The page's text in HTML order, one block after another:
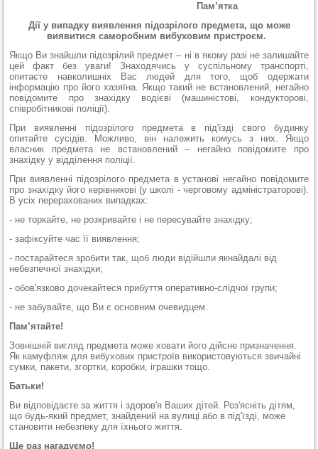
Пам’ятка
Дії у випадку виявлення підозрілого предмета, що може
виявитися саморобним вибуховим пристроєм.
Якщо Ви знайшли підозрілий предмет – ні в якому разі не залишайте
цей факт без уваги! Знаходячись у суспільному транспорті,
опитаєте навколишніх Вас людей для того, щоб одержати
інформацію про його хазяїна. Якщо такий не встановлений, негайно
повідомите про знахідку водієві (машиністові, кондукторові,
співробітникові поліції).
При виявленні підозрілого предмета в під'їзді свого будинку
опитайте сусідів. Можливо, він належить комусь з них. Якщо
власник предмета не встановлений – негайно повідомите про
знахідку у відділення поліції.
При виявленні підозрілого предмета в установі негайно повідомите
про знахідку його керівникові (у школі - черговому адміністраторові).
В усіх перерахованих випадках:
- не торкайте, не розкривайте і не пересувайте знахідку;
- зафіксуйте час її виявлення;
- постарайтеся зробити так, щоб люди відійшли якнайдалі від
небезпечної знахідки;
- обов'язково дочекайтеся прибуття оперативно-слідчої групи;
- не забувайте, що Ви є основним очевидцем.
Пам’ятайте!
Зовнішній вигляд предмета може ховати його дійсне призначення.
Як камуфляж для вибухових пристроїв використовуються звичайні
сумки, пакети, згортки, коробки, іграшки тощо.
Батьки!
Ви відповідаєте за життя і здоров'я Ваших дітей. Роз'ясніть дітям,
що будь-який предмет, знайдений на вулиці або в під'їзді, може
становити небезпеку для їхнього життя.
Ще раз нагадуємо!